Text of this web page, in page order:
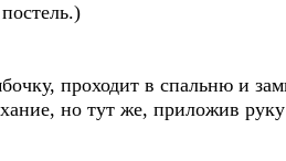
проходит в спальню и
но тут же, приложив